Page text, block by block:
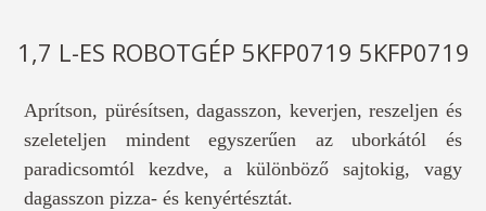
1,7 L-ES ROBOTGÉP 5KFP0719 5KFP0719
Aprítson, pürésítsen, dagasszon, keverjen, reszeljen és
szeleteljen mindent egyszerűen az uborkától és
paradicsomtól kezdve, a különböző sajtokig, vagy
dagasszon pizza- és kenyértésztát.